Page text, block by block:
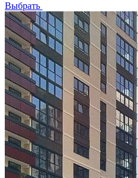
Выбрать